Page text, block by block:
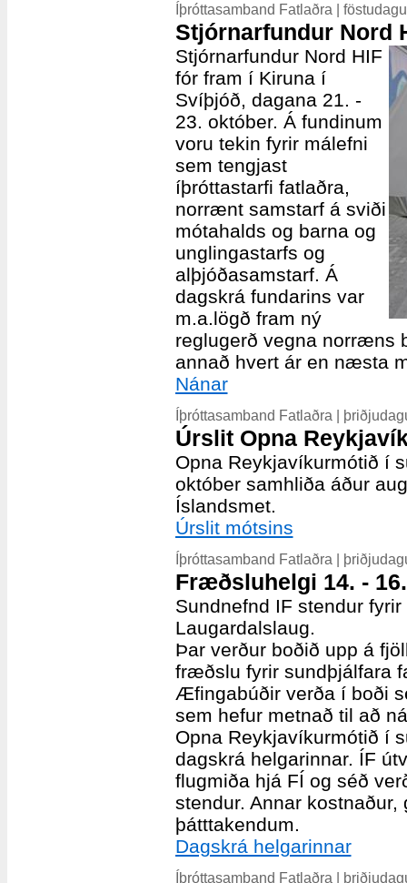
Íþróttasamband Fatlaðra |
Stjórnarfundur Nord
Stjórnarfundur Nord HIF
fór fram í Kiruna í
Svíþjóð, dagana 21. -
23. október. Á fundinum
voru tekin fyrir málefni
sem tengjast
íþróttastarfi fatlaðra,
norrænt samstarf á sviði
mótahalds og barna og
unglingastarfs og
alþjóðasamstarf. Á
dagskrá fundarins var
m.a.lögð fram ný
reglugerð vegna norræns
annað hvert ár en næsta
Nánar
Íþróttasamband Fatlaðra |
Úrslit Opna
Opna Reykjavíkurmótið í
október samhliða áður
Íslandsmet.
Úrslit mótsins
Íþróttasamband Fatlaðra |
Fræðsluhelgi 14. -
Sundnefnd IF stendur
Laugardalslaug.
Þar verður boðið upp á
fræðslu fyrir sundþjálfara
Æfingabúðir verða í boði
sem hefur metnað til að
Opna Reykjavíkurmótið í
dagskrá helgarinnar. ÍF
flugmiða hjá FÍ og séð
stendur. Annar
þátttakendum.
Dagskrá helgarinnar
Íþróttasamband Fatlaðra |